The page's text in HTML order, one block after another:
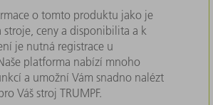
o tomto produktu jako je
ceny a disponibilita a k
je nutná registrace u
platforma nabízí mnoho
a umožní Vám snadno nalézt
Váš stroj TRUMPF.